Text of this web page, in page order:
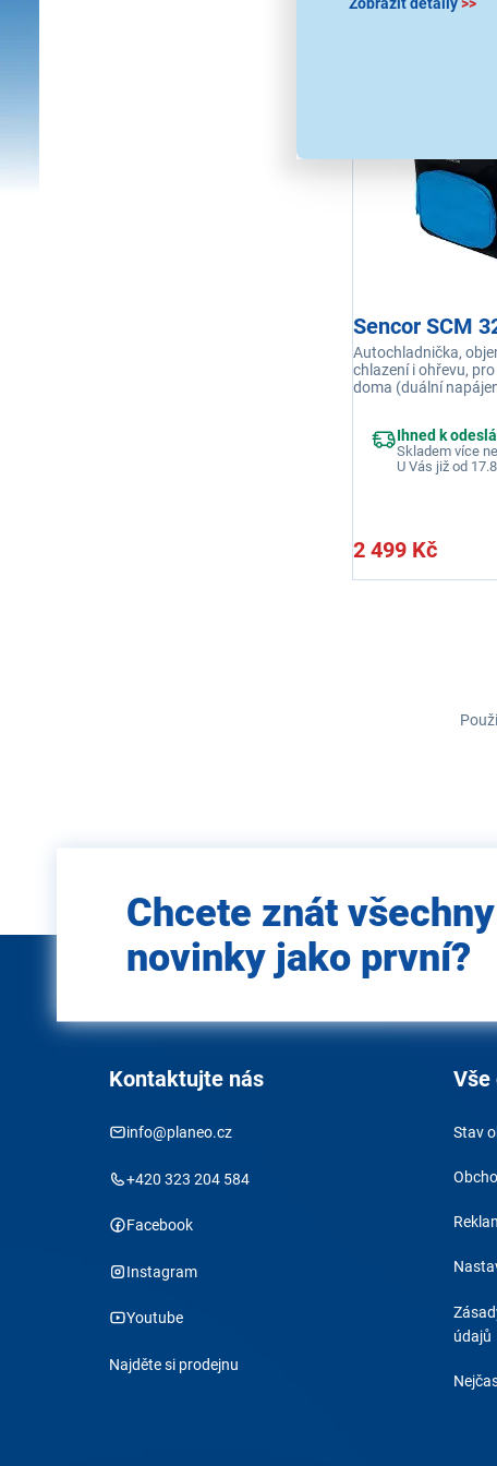
Sencor SCM
Autochladnička,
chlazení i ohřevu,
doma (duální
Ihned k
Skladem více
U Vás již od
2 499 Kč
e-mail
Chcete znát všechny
novinky jako první?
Kontaktujte nás
info@planeo.cz
+420 323 204 584
Facebook
Instagram
Youtube
Najděte si prodejnu
Vše
Stav
údajů